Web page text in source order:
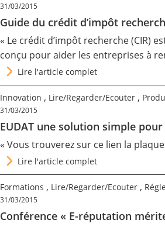
31/03/2015
Guide du crédit d’impôt
« Le crédit d’impôt recherche (CIR)
conçu pour aider les entreprises à
Lire l'article complet
Innovation , Lire/Regarder/Ecouter ,
31/03/2015
EUDAT une solution simple
« Vous trouverez sur ce lien la
Lire l'article complet
Formations , Lire/Regarder/Ecouter ,
31/03/2015
Conférence « E-réputation